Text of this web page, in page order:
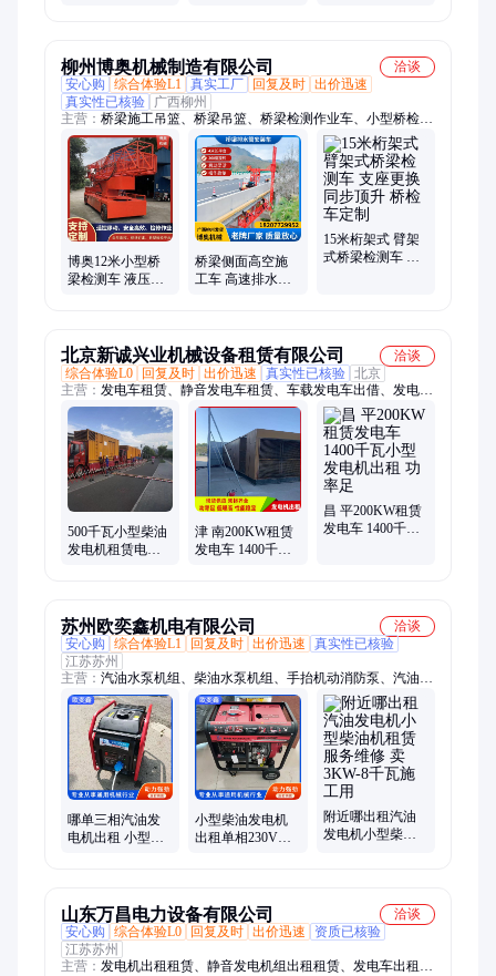
柳州博奥机械制造有限公司
洽谈
安心购
综合体验L1 真实工厂 回复及时 出价迅速
真实性已核验
广西柳州
主营： 桥梁施工吊篮、桥梁吊篮、桥梁检测作业车、小型桥检
车、桥检车、高空作业车、高空吊篮、排水管安装车、桥梁排水
管施工台车、防撞护栏施工台车、防撞墙模板台车、桥梁底部吊
篮、桥下施工吊篮、桥梁检测车、桥梁外侧施工吊篮、简易桥梁
检测车、桥梁检修平台、高速桥梁养护作业车、桥梁检查平台、
桥梁检查小车、升降作业平台、桥梁操作平台、桥梁涂装吊篮、
吊架、桥梁兜底平台
博奥12米小型桥
梁检测车 液压系
桥梁侧面高空施
工车 高速排水管
15米桁架式 臂架
式桥梁检测车 支
北京新诚兴业机械设备租赁有限公司
洽谈
综合体验L0
回复及时 出价迅速 真实性已核验 北京
主营： 发电车租赁、静音发电车租赁、车载发电车出借、发电机
出租、发电机租赁、发电车出租、大型发电机出租、大功率发电
车出租、小型静音发电车租赁、大型移动发电车出租、演唱会发
电车出租、抢险救灾发电车出租、移动式车载发电车出租、中小
型发电车租赁、降噪发电车出租、野外作业发电车出租、重载发
电车出租、长期发电车出租、环保静音发电车出租、防雨型发电
车租赁、应急备用发电车租赁、柴油发电车租赁、大功率静音发
电车租赁、不间断发电车租赁、短期发电车租赁
500千瓦小型柴油
发电机租赁电话
津 南200KW租赁
发电车 1400千瓦
昌 平200KW租赁
发电车 1400千瓦
苏州欧奕鑫机电有限公司
洽谈
安心购
综合体验L1 回复及时 出价迅速
真实性已核验
江苏苏州
主营： 汽油水泵机组、柴油水泵机组、手抬机动消防泵、汽油发
电机、柴油发电机、变频汽油发电机、水冷汽油发电机、静音汽
油发电机、移动升降照明灯车、户外移动电源、蓄电池户外电
源、柴油机水泵、柴油发电焊机、柴油渣浆泵、自吸式离心泵、
高压自吸泵、应急排水泵、防汛排涝泵、柴油抽水泵、柴油喷灌
机水泵、大功率移动电源、手抬消防泵、双缸柴油机、气动隔膜
泵、自吸抽水泵
哪单三相汽油发
电机出租 小型
小型柴油发电机
出租单相230V便
附近哪出租汽油
发电机小型柴油
山东万昌电力设备有限公司
洽谈
安心购
综合体验L0 回复及时 出价迅速
资质已核验
江苏苏州
主营： 发电机出租租赁、静音发电机组出租租赁、发电车出租租